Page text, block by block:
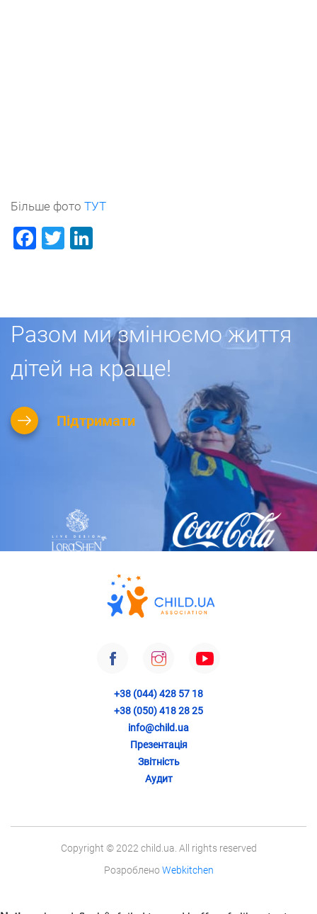
Більше фото ТУТ
Facebook
Twitter
Разом ми змінюємо життя
дітей на краще!
Підтримати
+38 (044) 428 57 18
+38 (050) 418 28 25
info@child.ua
Презентація
Звітність
Аудит
Copyright © 2022 child.ua. All rights reserved
Розроблено Webkitchen